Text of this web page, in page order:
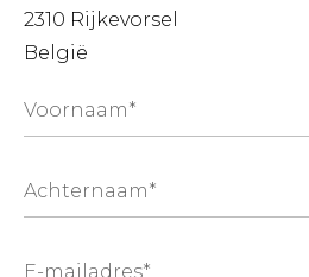
2310 Rijkevorsel
België